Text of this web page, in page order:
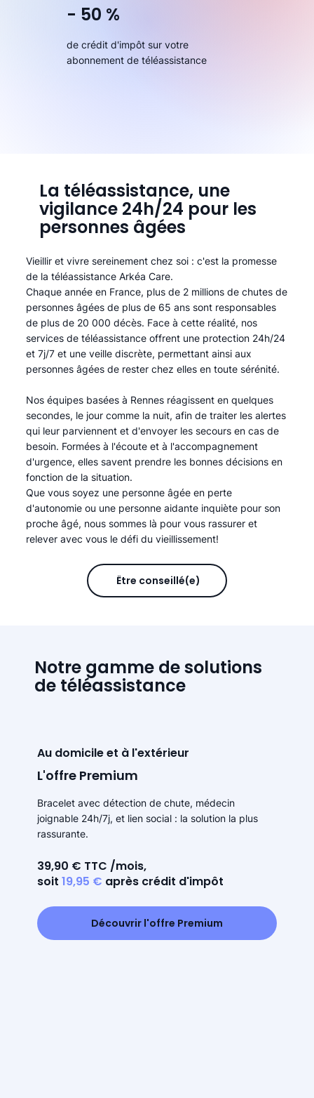
- 50 %
de crédit d'impôt sur votre
abonnement de téléassistance
La téléassistance, une
vigilance 24h/24 pour les
personnes âgées
Vieillir et vivre sereinement chez soi : c'est la promesse
de la téléassistance Arkéa Care.
Chaque année en France, plus de 2 millions de chutes de
personnes âgées de plus de 65 ans sont responsables
de plus de 20 000 décès. Face à cette réalité, nos
services de téléassistance offrent une protection 24h/24
et 7j/7 et une veille discrète, permettant ainsi aux
personnes âgées de rester chez elles en toute sérénité.​
Nos équipes basées à Rennes réagissent en quelques
secondes, le jour comme la nuit, afin de traiter les alertes
qui leur parviennent et d'envoyer les secours en cas de
besoin. Formées à l'écoute et à l'accompagnement
d'urgence, elles savent prendre les bonnes décisions en
fonction de la situation.
Que vous soyez une personne âgée en perte
d'autonomie ou une personne aidante inquiète pour son
proche âgé, nous sommes là pour vous rassurer et
relever avec vous le défi du vieillissement!
Être conseillé(e)
Notre gamme de solutions
de téléassistance
Au domicile et à l'extérieur
L'offre Premium
Bracelet avec détection de chute, médecin
joignable 24h/7j, et lien social : la solution la plus
rassurante.
39,90 € TTC /mois,
soit 19,95 € après crédit d'impôt
Découvrir l'offre Premium